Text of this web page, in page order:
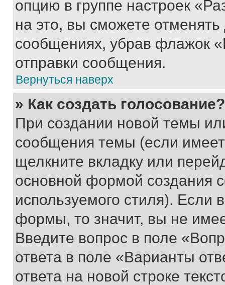
опцию в группе настроек
на это, вы сможете
сообщениях, убрав флажок
отправки сообщения.
Вернуться наверх
» Как создать голосование?
При создании новой темы
сообщения темы (если
щелкните вкладку или
основной формой создания
используемого стиля). Если
формы, то значит, вы не
Введите вопрос в поле
ответа в поле «Варианты
ответа на новой строке